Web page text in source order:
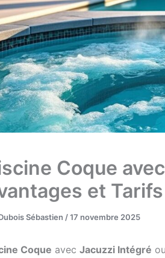
Coque
et Tarifs
Sébastien /17 novembre 2025
Coque avec Jacuzzi Intégré